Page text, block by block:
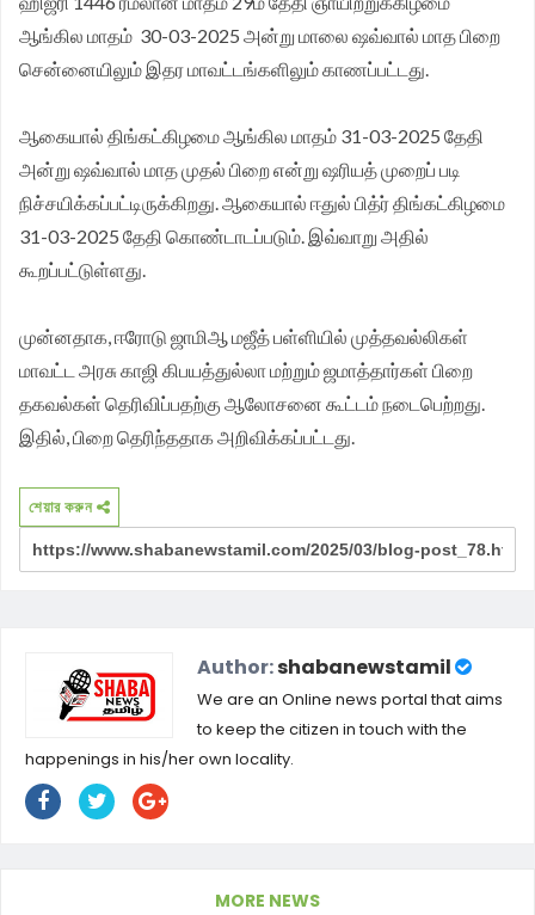
முதலமைச்சர் தீர்க்கமாக வலியுறுத்த தமிழக விவசாயிகள்
சங்க மாநில தலைவர் வேலுச்சாமி வேண்டுகோள்.
ஆங்கில மாதம் 30-03-2025 அன்று மாலை ஷவ்வால் மாத பிறை
சென்னையிலும் இதர மாவட்டங்களிலும் காணப்பட்டது.
ஆகையால் திங்கட்கிழமை ஆங்கில மாதம் 31-03-2025 தேதி
அன்று ஷவ்வால் மாத முதல் பிறை என்று ஷரியத் முறைப் படி
நிச்சயிக்கப்பட்டிருக்கிறது. ஆகையால் ஈதுல் பித்ர் திங்கட்கிழமை
31-03-2025 தேதி கொண்டாடப்படும். இவ்வாறு அதில்
கூறப்பட்டுள்ளது.
முன்னதாக, ஈரோடு ஜாமிஆ மஜீத் பள்ளியில் முத்தவல்லிகள்
மாவட்ட அரசு காஜி கிபயத்துல்லா மற்றும் ஜமாத்தார்கள் பிறை
தகவல்கள் தெரிவிப்பதற்கு ஆலோசனை கூட்டம் நடைபெற்றது.
இதில், பிறை தெரிந்ததாக அறிவிக்கப்பட்டது.
শেয়ার করুন
Author:shabanewstamil
We are an Online news portal that aims
to keep the citizen in touch with the
happenings in his/her own locality.
MORE NEWS